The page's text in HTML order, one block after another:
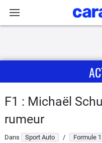
Actu
Essais
F1 : Michaël
rumeur
Dans Sport Auto /
Formule 1